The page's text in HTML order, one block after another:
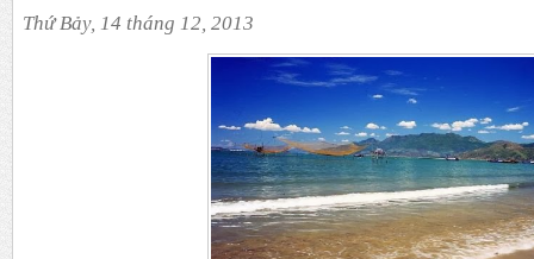
Thứ Bảy, 14 tháng 12, 2013